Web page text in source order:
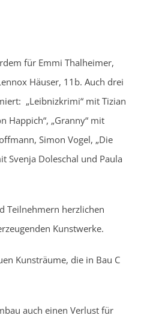
für Emmi Thalheimer,
Häuser, 11b. Auch drei
„Leibnizkrimi“ mit Tizian
Happich“, „Granny“ mit
Simon Vogel, „Die
Svenja Doleschal und Paula
Teilnehmern herzlichen
Kunstwerke.
Kunsträume, die in Bau C
auch einen Verlust für